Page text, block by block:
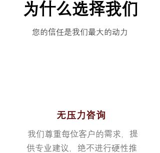
为什么选择我们
您的信任是我们最大的动力
无压力咨询
我们尊重每位客户的需求，提
供专业建议，绝不进行硬性推